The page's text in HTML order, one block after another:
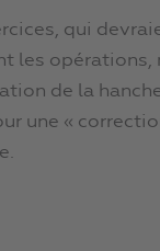
qui
les opérations,
de la
une «